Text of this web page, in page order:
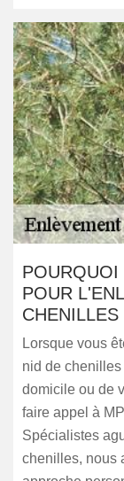
POURQUOI
POUR
CHENILLES
Lorsque vous
nid de
domicile ou de
faire appel à
Spécialistes
chenilles, nous